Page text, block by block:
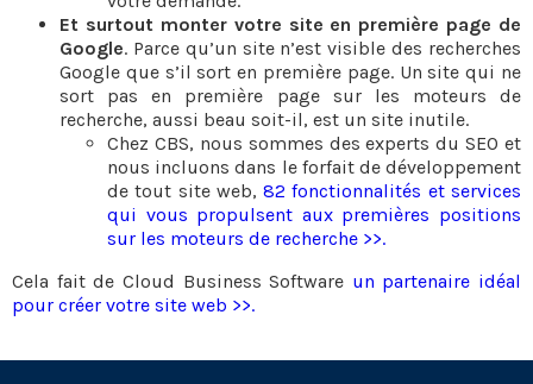
Et surtout monter votre site en première page de
Google. Parce qu’un site n’est visible des recherches
Google que s’il sort en première page. Un site qui ne
sort pas en première page sur les moteurs de
recherche, aussi beau soit-il, est un site inutile.
Chez CBS, nous sommes des experts du SEO et
nous incluons dans le forfait de développement
de tout site web,82 fonctionnalités et services
qui vous propulsent aux premières positions
sur les moteurs de recherche >>.
Cela fait de Cloud Business Software un partenaire idéal
pour créer votre site web >>.